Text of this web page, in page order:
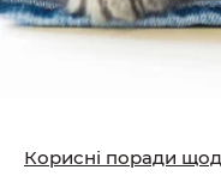
Корисні поради